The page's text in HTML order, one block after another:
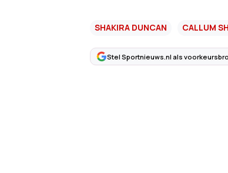
SHAKIRA DUNCAN CALLUM
Stel Sportnieuws.nl als